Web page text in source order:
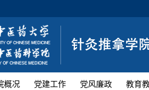
概况 党建工作 党风廉政 教育